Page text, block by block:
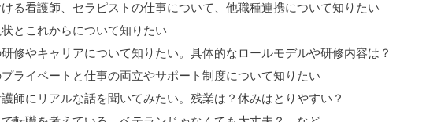
る看護師、セラピストの仕事について、他職種連携について知りたい
とこれからについて知りたい
修やキャリアについて知りたい。具体的なロールモデルや研修内容は？
ライベートと仕事の両立やサポート制度について知りたい
師にリアルな話を聞いてみたい。残業は？休みはとりやすい？